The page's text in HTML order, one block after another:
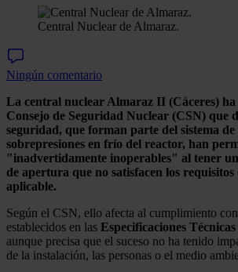
Central Nuclear de Almaraz.
Ningún comentario
La central nuclear Almaraz II (Cáceres)
Consejo de Seguridad Nuclear (CSN) que
seguridad, que forman parte del sistema
sobrepresiones en frío del reactor, han
"inadvertidamente inoperables" al tener
de apertura que no satisfacen los
aplicable.
Según el CSN, ello afecta al cumplimiento
establecidos en las Especificaciones
aunque precisa que el suceso no ha tenido
de la instalación, las personas o el medio